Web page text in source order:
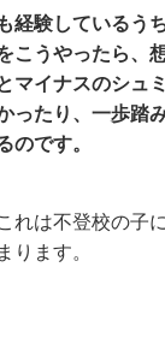
経験しているう
こうやったら、
マイナスのシュ
ったり、一歩踏
のです。
れは不登校の子
ります。